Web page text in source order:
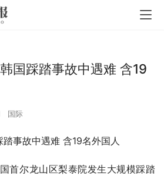
国踩踏事故中遇难 含19
国际
事故中遇难 含19名外国人
首尔龙山区梨泰院发生大规模踩踏